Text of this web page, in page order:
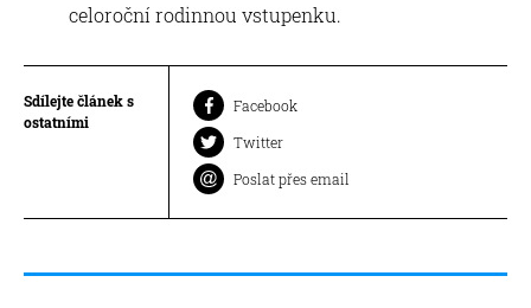
celoroční rodinnou vstupenku.
Sdílejte článek s
ostatními
Facebook
Twitter
Poslat přes email